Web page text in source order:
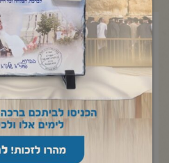
החיד"א -תניא יומי
(אזכרה לרבנית
ג' אב תשפ"ה